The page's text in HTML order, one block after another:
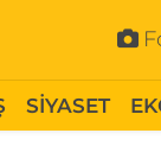
SİYASET